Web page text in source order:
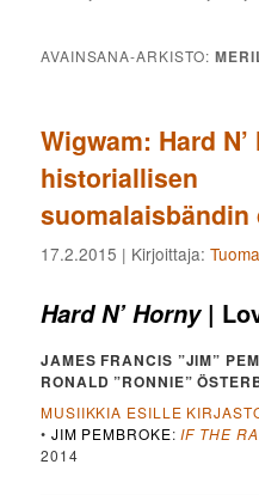
AVAINSANA-ARKISTO:
Wigwam: Hard
historiallisen
suomalaisbändin
17.2.2015 | Kirjoittaja:
Hard N’ Horny|
JAMES FRANCIS ”JIM”
RONALD ”RONNIE”
MUSIIKKIA ESILLE
• JIM PEMBROKE:IF THE
2014